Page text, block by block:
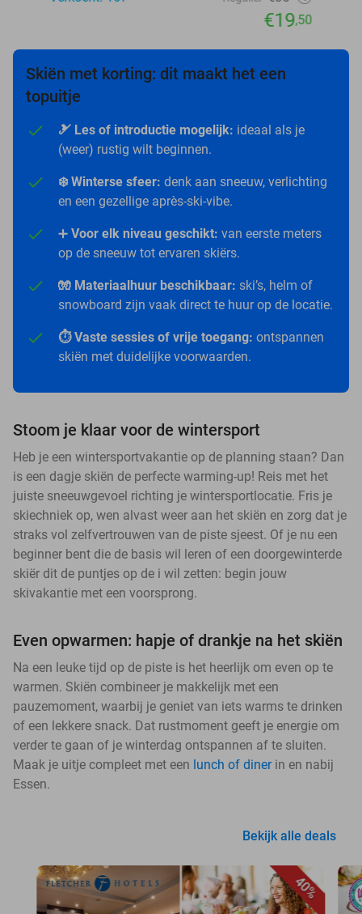
€19,50
Skiën met korting: dit maakt het een
topuitje
🎿 Les of introductie mogelijk: ideaal als je
(weer) rustig wilt beginnen.
❄️ Winterse sfeer: denk aan sneeuw, verlichting
en een gezellige après-ski-vibe.
➕ Voor elk niveau geschikt: van eerste meters
op de sneeuw tot ervaren skiërs.
🧤 Materiaalhuur beschikbaar: ski’s, helm of
snowboard zijn vaak direct te huur op de locatie.
⏱️ Vaste sessies of vrije toegang: ontspannen
skiën met duidelijke voorwaarden.
Stoom je klaar voor de wintersport
Heb je een wintersportvakantie op de planning staan? Dan
is een dagje skiën de perfecte warming-up! Reis met het
juiste sneeuwgevoel richting je wintersportlocatie. Fris je
skiechniek op, wen alvast weer aan het skiën en zorg dat je
straks vol zelfvertrouwen van de piste sjeest. Of je nu een
beginner bent die de basis wil leren of een doorgewinterde
skiër dit de puntjes op de i wil zetten: begin jouw
skivakantie met een voorsprong.
Even opwarmen: hapje of drankje na het skiën
Na een leuke tijd op de piste is het heerlijk om even op te
warmen. Skiën combineer je makkelijk met een
pauzemoment, waarbij je geniet van iets warms te drinken
of een lekkere snack. Dat rustmoment geeft je energie om
verder te gaan of je winterdag ontspannen af te sluiten.
Maak je uitje compleet met een lunch of dinerin en nabij
Essen.
Bekijk alle deals
40%